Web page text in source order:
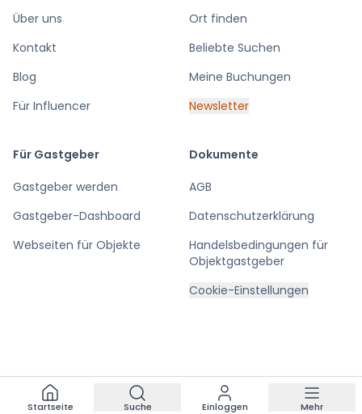
Über uns
Kontakt
Blog
Für Influencer
Ort finden
Beliebte Suchen
Meine Buchungen
Newsletter
Für Gastgeber
Gastgeber werden
Gastgeber-Dashboard
Webseiten für Objekte
Dokumente
AGB
Datenschutzerklärung
Handelsbedingungen für
Objektgastgeber
Cookie-Einstellungen
Startseite Suche Einloggen Mehr